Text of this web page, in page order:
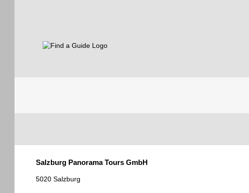
Guides
Salzburg Panorama Tours GmbH
5020 Salzburg